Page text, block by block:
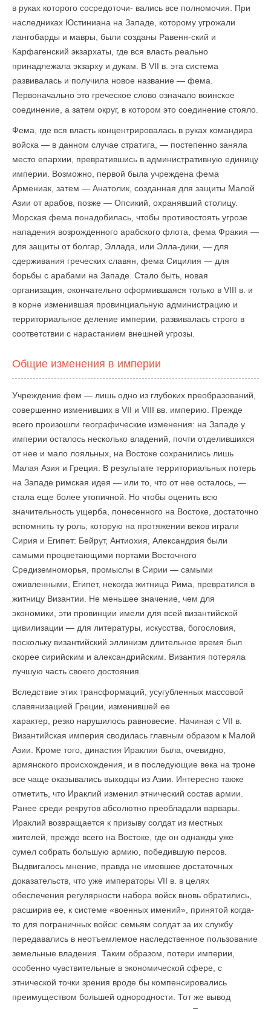
в руках которого сосредоточи- вались все полномочия. При
наследниках Юстиниана на Западе, которому угрожали
лангобарды и мавры, были созданы Равенн-ский и
Карфагенский экзархаты, где вся власть реально
принадлежала экзарху и дукам. В VII в. эта система
развивалась и получила новое название — фема.
Первоначально это греческое слово означало воинское
соединение, а затем округ, в котором это соединение стояло.
Фема, где вся власть концентрировалась в руках командира
войска — в данном случае стратига, — постепенно заняла
место епархии, превратившись в административную единицу
империи. Возможно, первой была учреждена фема
Армениак, затем — Анатолик, созданная для защиты Малой
Азии от арабов, позже — Опсикий, охранявший столицу.
Морская фема понадобилась, чтобы противостоять угрозе
нападения возрожденного арабского флота, фема Фракия —
для защиты от болгар, Эллада, или Элла-дики, — для
сдерживания греческих славян, фема Сицилия — для
борьбы с арабами на Западе. Стало быть, новая
организация, окончательно оформившаяся только в VIII в. и
в корне изменившая провинциальную администрацию и
территориальное деление империи, развивалась строго в
соответствии с нарастанием внешней угрозы.
Общие изменения в империи
Учреждение фем — лишь одно из глубоких преобразований,
совершенно изменивших в VII и VIII вв. империю. Прежде
всего произошли географические изменения: на Западе у
империи осталось несколько владений, почти отделившихся
от нее и мало лояльных, на Востоке сохранились лишь
Малая Азия и Греция. В результате территориальных потерь
на Западе римская идея — или то, что от нее осталось, —
стала еще более утопичной. Но чтобы оценить всю
значительность ущерба, понесенного на Востоке, достаточно
вспомнить ту роль, которую на протяжении веков играли
Сирия и Египет: Бейрут, Антиохия, Александрия были
самыми процветающими портами Восточного
Средиземноморья, промыслы в Сирии — самыми
оживленными, Египет, некогда житница Рима, превратился в
житницу Византии. Не меньшее значение, чем для
экономики, эти провинции имели для всей византийской
цивилизации — для литературы, искусства, богословия,
поскольку византийский эллинизм длительное время был
скорее сирийским и александрийским. Византия потеряла
лучшую часть своего достояния.
Вследствие этих трансформаций, усугубленных массовой
славянизацией Греции, изменившей ее
характер, резко нарушилось равновесие. Начиная с VII в.
Византийская империя сводилась главным образом к Малой
Азии. Кроме того, династия Ираклия была, очевидно,
армянского происхождения, и в последующие века на троне
все чаще оказывались выходцы из Азии. Интересно также
отметить, что Ираклий изменил этнический состав армии.
Ранее среди рекрутов абсолютно преобладали варвары.
Ираклий возвращается к призыву солдат из местных
жителей, прежде всего на Востоке, где он однажды уже
сумел собрать большую армию, победившую персов.
Выдвигалось мнение, правда не имевшее достаточных
доказательств, что уже императоры VII в. в целях
обеспечения регулярности набора войск вновь обратились,
расширив ее, к системе «военных имений», принятой когда-
то для пограничных войск: семьям солдат за их службу
передавались в неотъемлемое наследственное пользование
земельные владения. Таким образом, потери империи,
особенно чувствительные в экономической сфере, с
этнической точки зрения вроде бы компенсировались
преимуществом большей однородности. Тот же вывод